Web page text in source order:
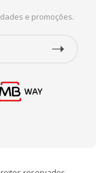
e promoções.